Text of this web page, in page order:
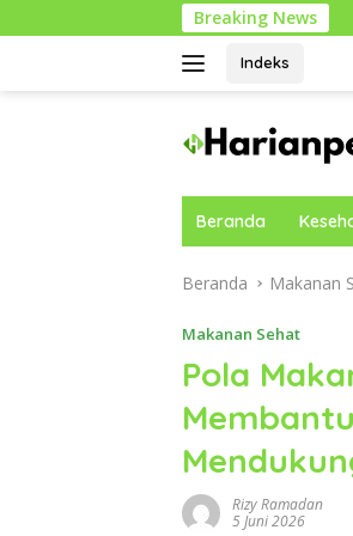
ke
Breaking News
Indeks
Beranda
Beranda Makanan
Makanan Sehat
Pola
Rizy Ramadan
5 Juni 2026